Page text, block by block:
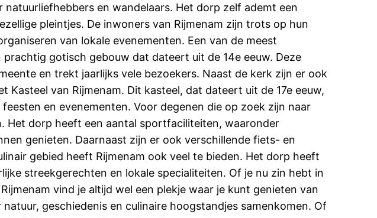
en wandelaars. Het dorp zelf ademt een
pleintjes. De inwoners van Rijmenam zijn trots op hun
van lokale evenementen. Een van de meest
gotisch gebouw dat dateert uit de 14e eeuw. Deze
en trekt jaarlijks vele bezoekers. Naast de kerk zijn er ook
van Rijmenam. Dit kasteel, dat dateert uit de 17e eeuw,
en evenementen. Voor degenen die op zoek zijn naar
Het dorp heeft een aantal sportfaciliteiten, waaronder
genieten. Daarnaast zijn er ook verschillende fiets- en
gebied heeft Rijmenam ook veel te bieden. Het dorp heeft
streekgerechten en lokale specialiteiten. Of je nu zin hebt in
vind je altijd wel een plekje waar je kunt genieten van
geschiedenis en culinaire hoogstandjes samenkomen. Of